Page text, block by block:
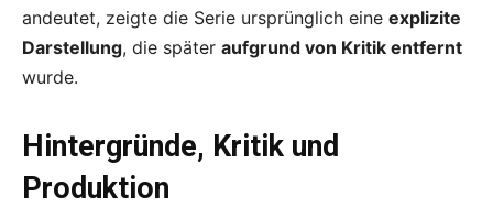
andeutet, zeigte die Serie ursprünglich eine explizite
Darstellung, die später aufgrund von Kritik entfernt
wurde.
Hintergründe, Kritik und
Produktion